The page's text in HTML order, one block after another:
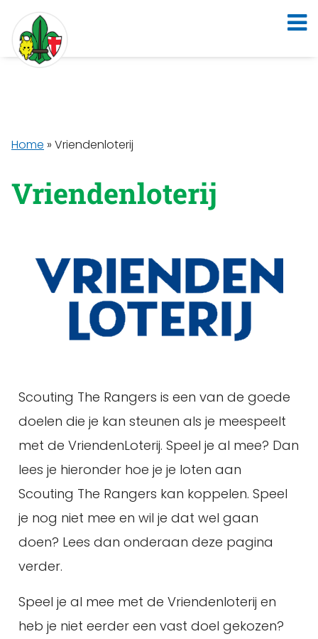
Home » Vriendenloterij
Vriendenloterij
Scouting The Rangers is een van de goede
doelen die je kan steunen als je meespeelt
met de VriendenLoterij. Speel je al mee? Dan
lees je hieronder hoe je je loten aan
Scouting The Rangers kan koppelen. Speel
je nog niet mee en wil je dat wel gaan
doen? Lees dan onderaan deze pagina
verder.
Speel je al mee met de Vriendenloterij en
heb je niet eerder een vast doel gekozen?